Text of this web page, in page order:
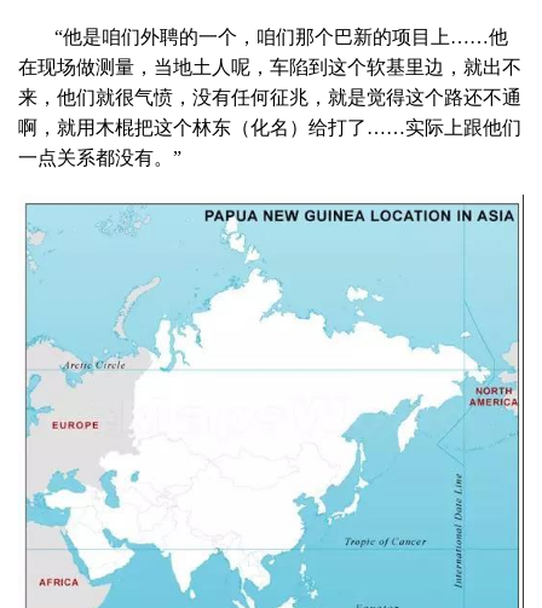
“他是咱们外聘的一个，咱们那个巴新的项目上……他
在现场做测量，当地土人呢，车陷到这个软基里边，就出不
来，他们就很气愤，没有任何征兆，就是觉得这个路还不通
啊，就用木棍把这个林东（化名）给打了……实际上跟他们
一点关系都没有。”